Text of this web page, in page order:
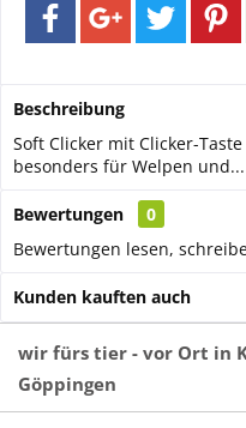
Beschreibung
Soft Clicker mit Clicker-
besonders für Welpen und...
Bewertungen
0
Bewertungen lesen,
Kunden kauften auch
wir fürs tier - vor Ort in
Göppingen